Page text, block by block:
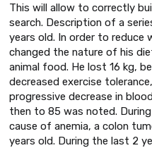
This will allow to correctly
search. Description of a
years old. In order to reduce
changed the nature of his
animal food. He lost 16 kg,
decreased exercise
progressive decrease in
then to 85 was noted.
cause of anemia, a colon
years old. During the last 2